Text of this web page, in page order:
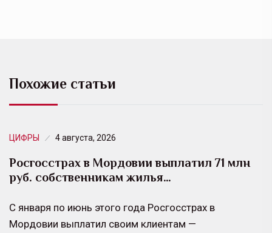
Похожие статьи
ЦИФРЫ 4 августа, 2026
Росгосстрах в Мордовии выплатил 71 млн
руб. собственникам жилья…
С января по июнь этого года Росгосстрах в
Мордовии выплатил своим клиентам —